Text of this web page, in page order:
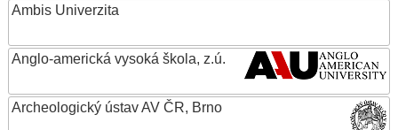
Ambis Univerzita
Anglo-americká vysoká škola, z.ú.
Archeologický ústav AV ČR, Brno